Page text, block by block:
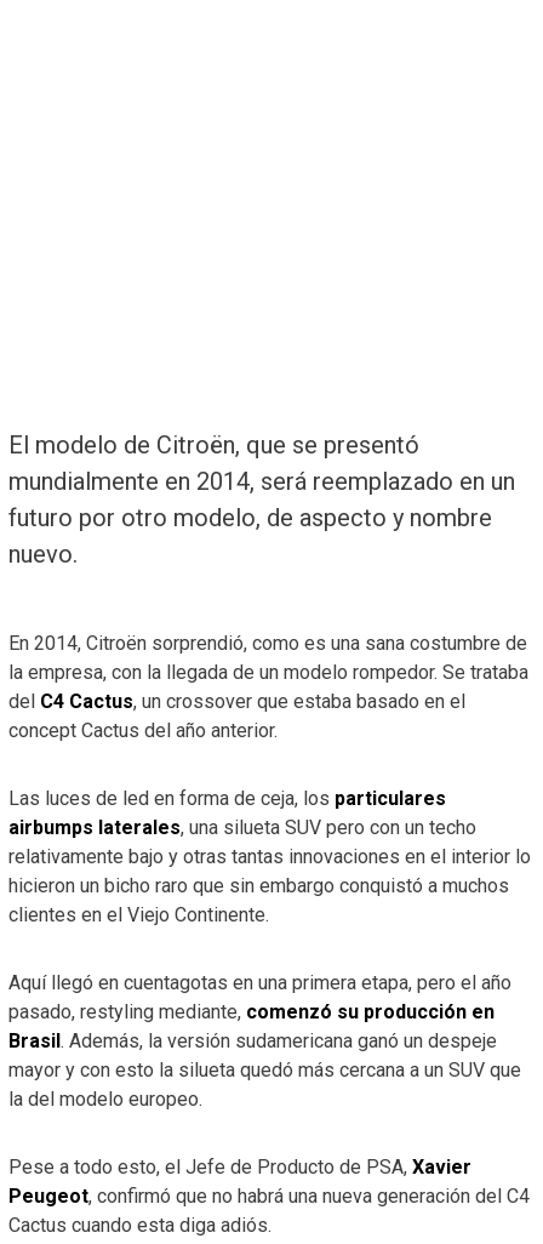
El modelo de Citroën, que se presentó
mundialmente en 2014, será reemplazado en un
futuro por otro modelo, de aspecto y nombre
nuevo.
En 2014, Citroën sorprendió, como es una sana costumbre de
la empresa, con la llegada de un modelo rompedor. Se trataba
del C4 Cactus, un crossover que estaba basado en el
concept Cactus del año anterior.
Las luces de led en forma de ceja, los particulares
airbumps laterales, una silueta SUV pero con un techo
relativamente bajo y otras tantas innovaciones en el interior lo
hicieron un bicho raro que sin embargo conquistó a muchos
clientes en el Viejo Continente.
Aquí llegó en cuentagotas en una primera etapa, pero el año
pasado, restyling mediante, comenzó su producción en
Brasil . Además, la versión sudamericana ganó un despeje
mayor y con esto la silueta quedó más cercana a un SUV que
la del modelo europeo.
Pese a todo esto, el Jefe de Producto de PSA, Xavier
Peugeot, confirmó que no habrá una nueva generación del C4
Cactus cuando esta diga adiós.